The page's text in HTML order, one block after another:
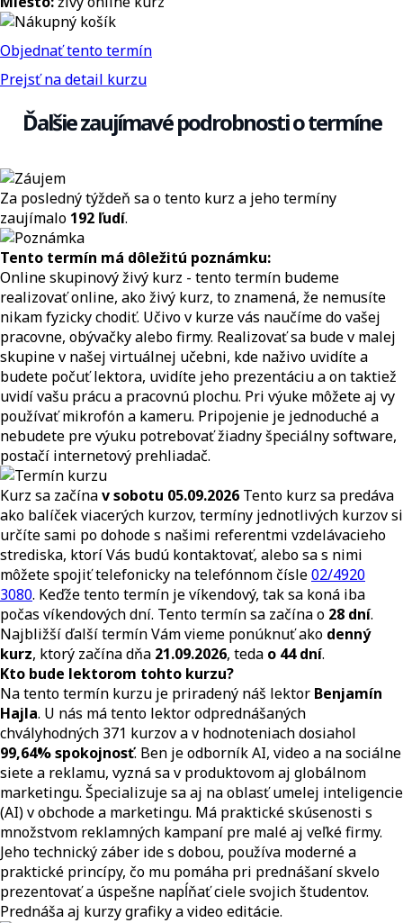
Objednať tento termín
Prejsť na detail kurzu
Ďalšie zaujímavé podrobnosti o termíne
Za posledný týždeň sa o tento kurz a jeho termíny
zaujímalo 192 ľudí.
Tento termín má dôležitú poznámku:
Online skupinový živý kurz - tento termín budeme
realizovať online, ako živý kurz, to znamená, že nemusíte
nikam fyzicky chodiť. Učivo v kurze vás naučíme do vašej
pracovne, obývačky alebo firmy. Realizovať sa bude v malej
skupine v našej virtuálnej učebni, kde naživo uvidíte a
budete počuť lektora, uvidíte jeho prezentáciu a on taktiež
uvidí vašu prácu a pracovnú plochu. Pri výuke môžete aj vy
používať mikrofón a kameru. Pripojenie je jednoduché a
nebudete pre výuku potrebovať žiadny špeciálny software,
postačí internetový prehliadač.
Kurz sa začínav sobotu 05.09.2026 Tento kurz sa predáva
ako balíček viacerých kurzov, termíny jednotlivých kurzov si
určíte sami po dohode s našimi referentmi vzdelávacieho
strediska, ktorí Vás budú kontaktovať, alebo sa s nimi
môžete spojiť telefonicky na telefónnom čísle02/4920
3080. Keďže tento termín je víkendový, tak sa koná iba
počas víkendových dní. Tento termín sa začína o 28 dní.
Najbližší ďalší termín Vám vieme ponúknuť ako denný
kurz, ktorý začína dňa 21.09.2026, teda o 44 dní.
Kto bude lektorom tohto kurzu?
Na tento termín kurzu je priradený náš lektor Benjamín
Hajla. U nás má tento lektor odprednášaných
chvályhodných 371 kurzov a v hodnoteniach dosiahol
99,64% spokojnosť. Ben je odborník AI, video a na sociálne
siete a reklamu, vyzná sa v produktovom aj globálnom
marketingu. Špecializuje sa aj na oblasť umelej inteligencie
(AI) v obchode a marketingu. Má praktické skúsenosti s
množstvom reklamných kampaní pre malé aj veľké firmy.
Jeho technický záber ide s dobou, používa moderné a
praktické princípy, čo mu pomáha pri prednášaní skvelo
prezentovať a úspešne napĺňať ciele svojich študentov.
Prednáša aj kurzy grafiky a video editácie.